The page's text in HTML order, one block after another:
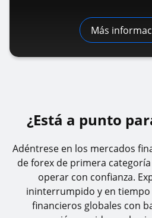
Más
¿Está a punto
Adéntrese en los mercados
de forex de primera
operar con confianza.
ininterrumpido y en tiempo
financieros globales con